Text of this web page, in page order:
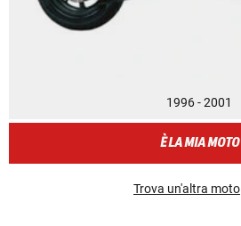
1996 - 2001
È LA MIA MOTO
Trova un'altra moto